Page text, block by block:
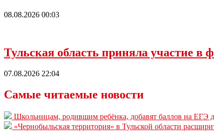
08.08.2026 00:03
Тульская область приняла участие
07.08.2026 22:04
Самые читаемые новости
Школьницам, родившим ребёнка, добавят баллов на ЕГЭ
«Чернобыльская территория» в Тульской области